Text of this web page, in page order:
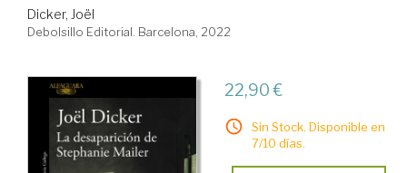
Dicker, Joël
Debolsillo Editorial. Barcelona, 2022
22,90 €
Sin Stock. Disponible en
7/10 días.